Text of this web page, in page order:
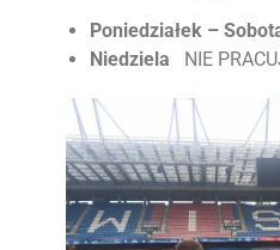
Poniedziałek –
Niedziela NIE